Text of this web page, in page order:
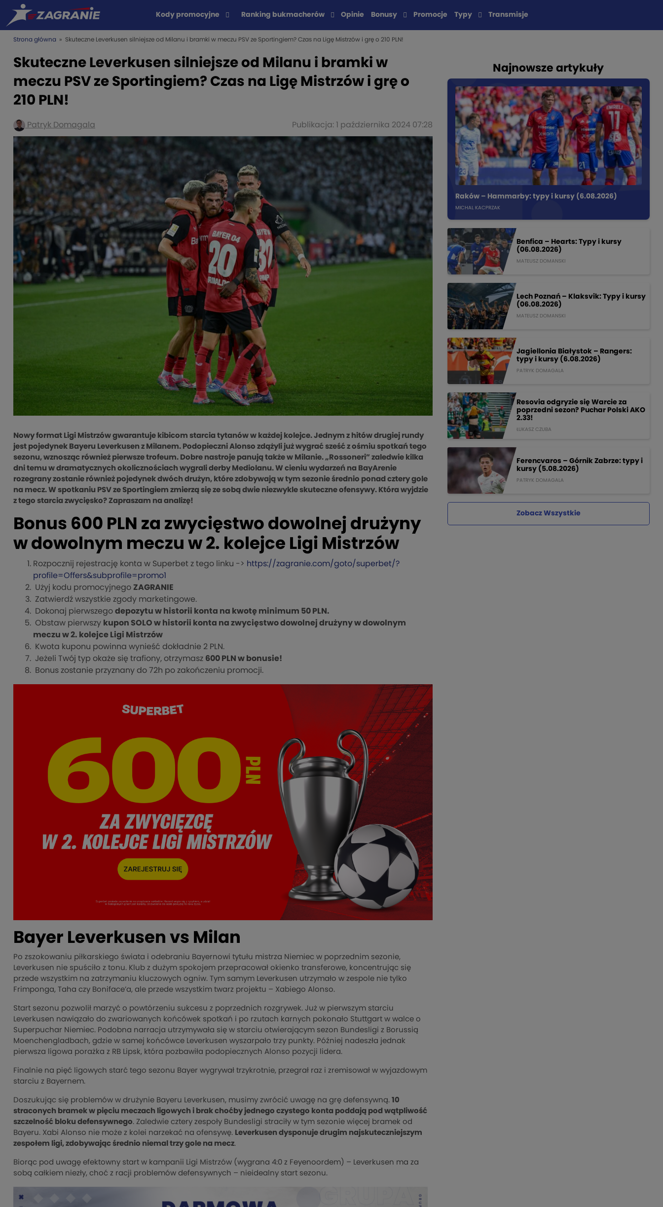
Kody promocyjne Ranking bukmacherów Opinie Bonusy Promocje Typy Transmisje
Strona główna » Skuteczne Leverkusen silniejsze od Milanu i bramki w meczu PSV ze Sportingiem? Czas na Ligę Mistrzów i grę o 210 PLN!
Skuteczne Leverkusen silniejsze od Milanu i bramki w
meczu PSV ze Sportingiem? Czas na Ligę Mistrzów i grę o
210 PLN!
Patryk Domagala Publikacja: 1 października 2024 07:28
Nowy format Ligi Mistrzów gwarantuje kibicom starcia tytanów w każdej kolejce. Jednym z hitów drugiej rundy
jest pojedynek Bayeru Leverkusen z Milanem. Podopieczni Alonso zdążyli już wygrać sześć z ośmiu spotkań tego
sezonu, wznosząc również pierwsze trofeum. Dobre nastroje panują także w Milanie. „Rossoneri” zaledwie kilka
dni temu w dramatycznych okolicznościach wygrali derby Mediolanu. W cieniu wydarzeń na BayArenie
rozegrany zostanie również pojedynek dwóch drużyn, które zdobywają w tym sezonie średnio ponad cztery gole
na mecz. W spotkaniu PSV ze Sportingiem zmierzą się ze sobą dwie niezwykle skuteczne ofensywy. Która wyjdzie
z tego starcia zwycięsko? Zapraszam na analizę!
Bonus 600 PLN za zwycięstwo dowolnej drużyny
w dowolnym meczu w 2. kolejce Ligi Mistrzów
Rozpocznij rejestrację konta w Superbet z tego linku -> https://zagranie.com/goto/superbet/?
profile=Offers&subprofile=promo1
Użyj kodu promocyjnego ZAGRANIE
Zatwierdź wszystkie zgody marketingowe.
Dokonaj pierwszego depozytu w historii konta na kwotę minimum 50 PLN.
Obstaw pierwszy kupon SOLO w historii konta na zwycięstwo dowolnej drużyny w dowolnym
meczu w 2. kolejce Ligi Mistrzów
Kwota kuponu powinna wynieść dokładnie 2 PLN.
Jeżeli Twój typ okaże się trafiony, otrzymasz 600 PLN w bonusie!
Bonus zostanie przyznany do 72h po zakończeniu promocji.
Bayer Leverkusen vs Milan
Po zszokowaniu piłkarskiego świata i odebraniu Bayernowi tytułu mistrza Niemiec w poprzednim sezonie,
Leverkusen nie spuściło z tonu. Klub z dużym spokojem przepracował okienko transferowe, koncentrując się
przede wszystkim na zatrzymaniu kluczowych ogniw. Tym samym Leverkusen utrzymało w zespole nie tylko
Frimponga, Taha czy Boniface’a, ale przede wszystkim twarz projektu – Xabiego Alonso.
Start sezonu pozwolił marzyć o powtórzeniu sukcesu z poprzednich rozgrywek. Już w pierwszym starciu
Leverkusen nawiązało do zwariowanych końcówek spotkań i po rzutach karnych pokonało Stuttgart w walce o
Superpuchar Niemiec. Podobna narracja utrzymywała się w starciu otwierającym sezon Bundesligi z Borussią
Moenchengladbach, gdzie w samej końcówce Leverkusen wyszarpało trzy punkty. Później nadeszła jednak
pierwsza ligowa porażka z RB Lipsk, która pozbawiła podopiecznych Alonso pozycji lidera.
Finalnie na pięć ligowych starć tego sezonu Bayer wygrywał trzykrotnie, przegrał raz i zremisował w wyjazdowym
starciu z Bayernem.
Doszukując się problemów w drużynie Bayeru Leverkusen, musimy zwrócić uwagę na grę defensywną. 10
straconych bramek w pięciu meczach ligowych i brak choćby jednego czystego konta poddają pod wątpliwość
szczelność bloku defensywnego. Zaledwie cztery zespoły Bundesligi straciły w tym sezonie więcej bramek od
Bayeru. Xabi Alonso nie może z kolei narzekać na ofensywę. Leverkusen dysponuje drugim najskuteczniejszym
zespołem ligi, zdobywając średnio niemal trzy gole na mecz.
Biorąc pod uwagę efektowny start w kampanii Ligi Mistrzów (wygrana 4:0 z Feyenoordem) – Leverkusen ma za
sobą całkiem niezły, choć z racji problemów defensywnych – nieidealny start sezonu.
Najnowsze artykuły
Raków – Hammarby: typy i kursy (6.08.2026)
MICHAL KACPRZAK
Benfica – Hearts: Typy i kursy
(06.08.2026)
MATEUSZ DOMANSKI
Lech Poznań – Klaksvik: Typy i kursy
(06.08.2026)
MATEUSZ DOMANSKI
Jagiellonia Białystok – Rangers:
typy i kursy (6.08.2026)
PATRYK DOMAGALA
Resovia odgryzie się Warcie za
poprzedni sezon? Puchar Polski AKO
2.33!
ŁUKASZ CZUBA
Ferencvaros – Górnik Zabrze: typy i
kursy (5.08.2026)
PATRYK DOMAGALA
Zobacz Wszystkie